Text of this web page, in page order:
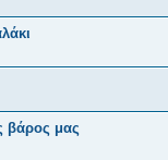
βάρος μας